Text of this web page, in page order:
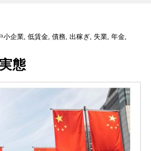
小企業,低賃金,債務,出稼ぎ, 失業,年金,
態